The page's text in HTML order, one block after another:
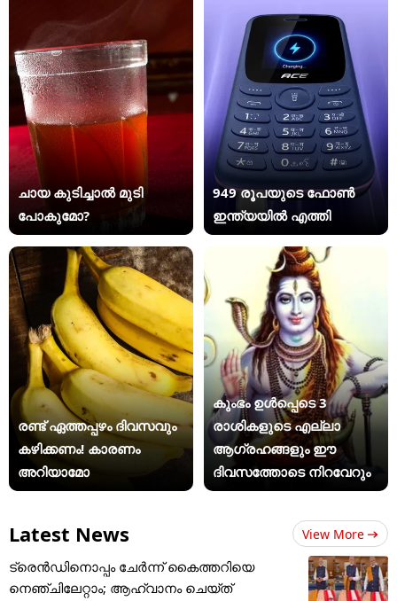
ചായ കുടിച്ചാൽ മുടി
പോകുമോ?
949 രൂപയുടെ ഫോൺ
ഇന്ത്യയിൽ എത്തി
രണ്ട് ഏത്തപ്പഴം ദിവസവും
കഴിക്കണം! കാരണം
അറിയാമോ
കുംഭം ഉൾപ്പെടെ 3
രാശികളുടെ എല്ലാ
ആഗ്രഹങ്ങളും ഈ
ദിവസത്തോടെ നിറവേറും
Latest News View More
ട്രെന്‍ഡിനൊപ്പം ചേര്‍ന്ന് കൈത്തറിയെ
നെഞ്ചിലേറ്റാം; ആഹ്വാനം ചെയ്ത്